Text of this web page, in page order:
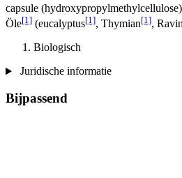
capsule
Öle[1] (eucalyptus[1], Thymian[1],
Biologisch
Juridische informatie
Bijpassend